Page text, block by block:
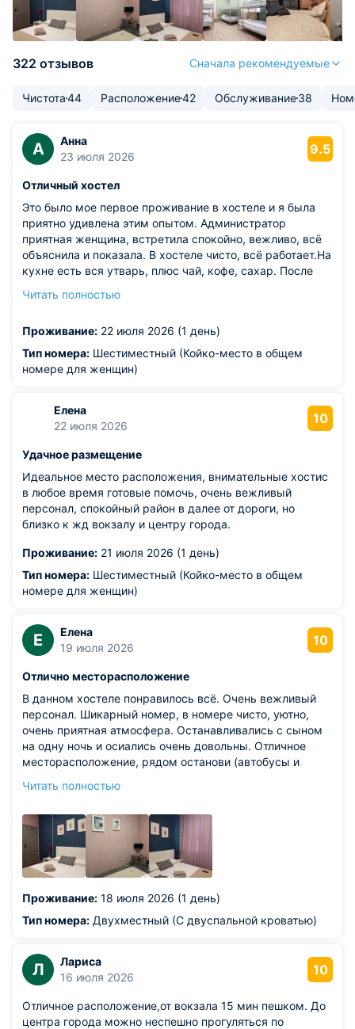
322 отзывов Сначала рекомендуемые
Чистота44 Расположение42 Обслуживание38
А
Анна
23 июля 2026
9.5
Отличный хостел
Это было мое первое проживание в хостеле и я была
приятно удивлена этим опытом. Администратор
приятная женщина, встретила спокойно, вежливо, всё
объяснила и показала. В хостеле чисто, всё работает.На
кухне есть вся утварь, плюс чай, кофе, сахар. После
кафешки,набережная и метро динамо. Однозначно
Из недостатков: думаю стоит пересмотреть постельное
и что-то обновить)
Читать полностью
Проживание: 22 июля 2026 (1 день)
Тип номера: Шестиместный (Койко-место в общем
номере для женщин)
Елена
22 июля 2026
10
Удачное размещение
Идеальное место расположения, внимательные хостис
в любое время готовые помочь, очень вежливый
персонал, спокойный район в далее от дороги, но
близко к жд вокзалу и центру города.
Проживание: 21 июля 2026 (1 день)
Тип номера: Шестиместный (Койко-место в общем
номере для женщин)
Е
Елена
19 июля 2026
10
Отлично месторасположение
В данном хостеле понравилось всё. Очень вежливый
персонал. Шикарный номер, в номере чисто, уютно,
очень приятная атмосфера. Останавливались с сыном
на одну ночь и осиались очень довольны. Отличное
месторасположение, рядом останови (автобусы и
северный автовокзал, также пишком можно добраться
парк, можно посидеть, недалеко находится
набережная, где открываются отличные виды на центр
города. Вообщем советую этот хостел, чисто, уютно и
очень приятно
Читать полностью
Проживание: 18 июля 2026 (1 день)
Тип номера: Двухместный (С двуспальной кроватью)
Л
Лариса
16 июля 2026
10
Отличное расположение,от вокзала 15 мин пешком. До
центра города можно неспешно прогуляться по